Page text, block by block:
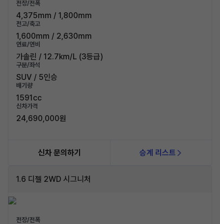
전장/전폭
4,375mm / 1,800mm
전고/축고
1,600mm / 2,630mm
연료/연비
가솔린 / 12.7km/L (3등급)
구분/좌석
SUV / 5인승
배기량
1591cc
신차가격
24,690,000원
신차 문의하기 승계 리스트
1.6 디젤 2WD 시그니처
전장/전폭